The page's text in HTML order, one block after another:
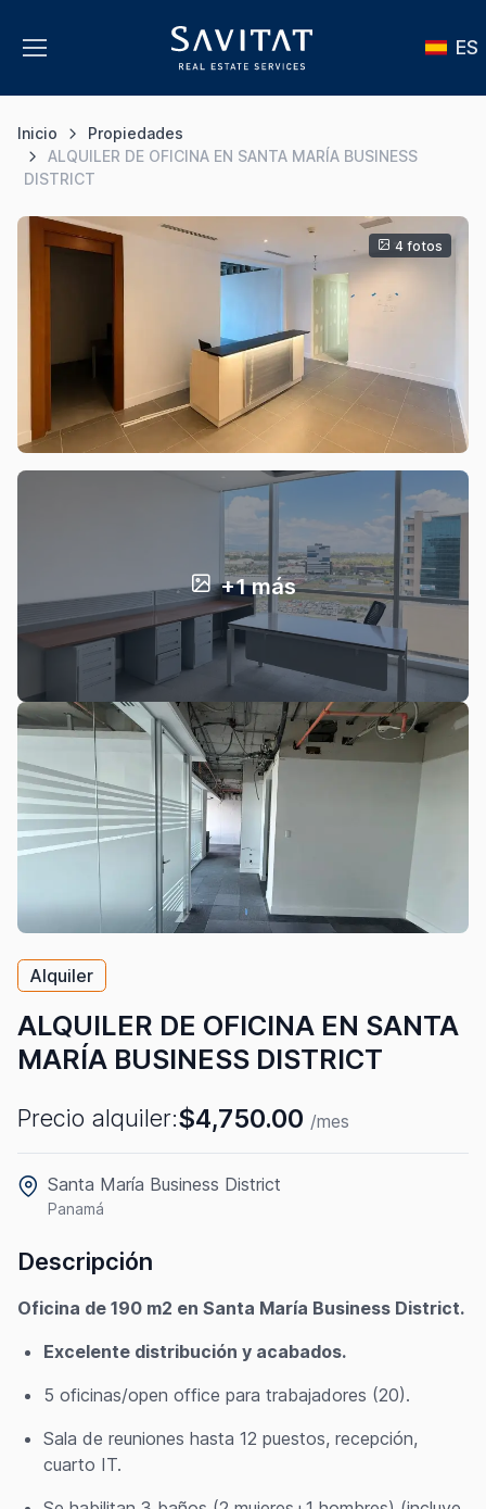
ES
Inicio
Propiedades
ALQUILER DE OFICINA EN SANTA MARÍA BUSINESS
DISTRICT
4 fotos
+1 más
Alquiler
ALQUILER DE OFICINA EN SANTA
MARÍA BUSINESS DISTRICT
Precio alquiler:$4,750.00 /mes
Santa María Business District
Panamá
Descripción
Oficina de 190 m2 en Santa María Business District.
Excelente distribución y acabados.
5 oficinas/open office para trabajadores (20).
Sala de reuniones hasta 12 puestos, recepción,
cuarto IT.